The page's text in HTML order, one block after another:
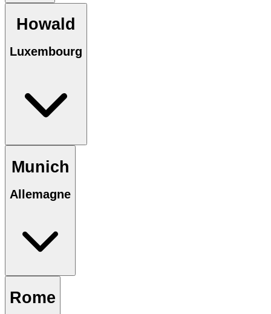
Howald
Luxembourg
Munich
Allemagne
Rome